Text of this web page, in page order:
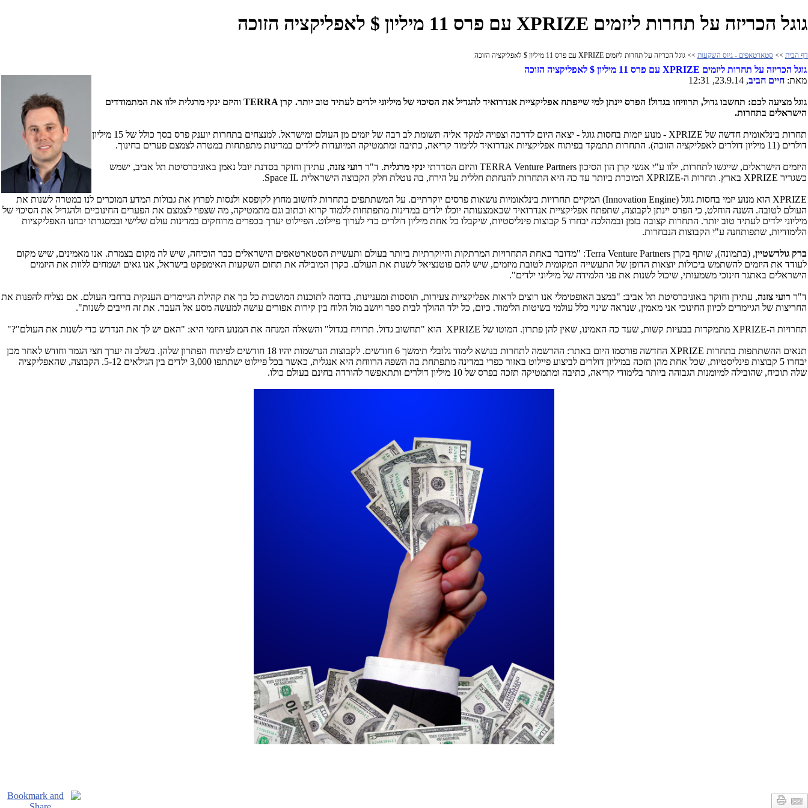
גוגל הכריזה על תחרות ליזמים XPRIZE עם פרס 11 מיליון $ לאפליקציה הזוכה
דף הבית >> סטארטאפים - גיוס השקעות >> גוגל הכריזה על תחרות ליזמים XPRIZE עם פרס 11 מיליון $ לאפליקציה הזוכה
גוגל הכריזה על תחרות ליזמים XPRIZE עם פרס 11 מיליון $ לאפליקציה הזוכה
מאת: חיים חביב, 23.9.14, 12:31
גוגל מציעה לכם: תחשבו גדול, תרוויחו בגדול! הפרס יינתן למי שייפתח אפליקציית אנדרואיד להגדיל את הסיכוי של מיליוני ילדים לעתיד טוב יותר. קרן TERRA והיזם ינקי מרגלית ילוו את המתמודדים
הישראלים בתחרות.
תחרות בינלאומית חדשה של XPRIZE
- מנוע יזמות בחסות גוגל - יצאה היום לדרכה וצפויה למקד אליה תשומת לב רבה של יזמים מן העולם ומישראל. למנצחים בתחרות יוענק פרס בסך כולל של 15 מיליון
דולרים (11 מיליון דולרים לאפליקציה הזוכה). התחרות תתמקד בפיתוח אפליקציות אנדרואיד ללימוד קריאה, כתיבה ומתמטיקה המיועדות לילדים במדינות מתפתחות במטרה לצמצם פערים בחינוך.
היזמים הישראלים, שייגשו לתחרות, ילוו ע"י אנשי קרן הון הסיכון TERRA Venture Partners והיזם הסדרתי ינקי מרגלית. ד"ר רועי צזנה, עתידן וחוקר בסדנת יובל נאמן באוניברסיטת תל אביב, ישמש
כשגריר XPRIZE בארץ. תחרות ה-XPRIZE המוכרת ביותר עד כה היא התחרות להנחתת חללית על הירח, בה נוטלת חלק הקבוצה הישראלית Space IL
.
XPRIZE הוא מנוע יזמי בחסות גוגל (Innovation Engine) המקיים תחרויות בינלאומיות נושאות פרסים יוקרתיים. על המשתתפים בתחרות לחשוב מחוץ לקופסא ולנסות לפרוץ את גבולות המדע המוכרים לנו במטרה לשנות את
העולם לטובה. השנה הוחלט, כי הפרס יינתן לקבוצה, שתפתח אפליקציית אנדרואיד שבאמצעותה יוכלו ילדים במדינות מתפתחות ללמוד קרוא וכתוב וגם מתמטיקה, מה שצפוי לצמצם את הפערים החינוכיים ולהגדיל את הסיכוי של
מיליוני ילדים לעתיד טוב יותר. התחרות קצובה בזמן ובמהלכה יבחרו 5 קבוצות פינליסטיות, שיקבלו כל אחת מיליון דולרים כדי לערוך פיילוט. הפיילוט יערך בכפרים מרוחקים במדינות עולם שלישי ובמסגרתו יבחנו האפליקציות
הלימודיות, שתפותחנה ע"י הקבוצות הנבחרות.
ברק גולדשטיין, (בתמונה), שותף בקרן Terra Venture Partners: "מדובר באחת התחרויות המרתקות והיוקרתיות ביותר בעולם ותעשיית הסטארטאפים הישראלים כבר הוכיחה, שיש לה מקום בצמרת. אנו מאמינים, שיש מקום
לעודד את היזמים להשתמש ביכולות יוצאות הדופן של התעשייה המקומית לטובת מיזמים, שיש להם פוטנציאל לשנות את העולם. כקרן המובילה את תחום השקעות האימפקט בישראל, אנו גאים ושמחים ללוות את היזמים
הישראלים באתגר חינוכי משמעותי, שיכול לשנות את פני הלמידה של מיליוני ילדים".
ד"ר רועי צזנה, עתידן וחוקר באוניברסיטת תל אביב: "במצב האופטימלי אנו רוצים לראות אפליקציות צעירות, תוססות ומעניינות, בדומה לתוכנות המושכות כל כך את קהילת הגיימרים הענקית ברחבי העולם. אם נצליח להפנות את
החריצות של הגיימרים לכיוון החינוכי אני מאמין, שנראה שינוי כלל עולמי בשיטות הלימוד. כיום, כל ילד ההולך לבית ספר ויושב מול הלוח בין קירות אפורים עושה למעשה מסע אל העבר. את זה חייבים לשנות".
תחרויות ה-XPRIZE מתמקדות בבעיות קשות, שעד כה האמינו, שאין להן פתרון. המוטו של XPRIZE הוא "תחשוב גדול. תרוויח בגדול" והשאלה המנחה את המנוע היזמי היא: "האם יש לך את הנדרש כדי לשנות את העולם"?"
תנאים ההשתתפות בתחרות XPRIZE
החדשה פורסמו היום באתר: ההרשמה לתחרות בנושא לימוד גלובלי תימשך 6 חודשים. לקבוצות הנרשמות יהיו 18 חודשים לפיתוח הפתרון שלהן. בשלב זה יערך חצי הגמר וחודש לאחר מכן
יבחרו 5 קבוצות פינליסטיות, שכל אחת מהן תזכה במיליון דולרים לביצוע פיילוט באזור כפרי במדינה מתפתחת בה השפה הרווחת היא אנגלית, כאשר בכל פיילוט ישתתפו 3,000 ילדים בין הגילאים 5-12. הקבוצה, שהאפליקציה
שלה תוכיח, שהובילה למיומנות הגבוהה ביותר בלימודי קריאה, כתיבה ומתמטיקה תזכה בפרס של 10 מיליון דולרים ותתאפשר להורדה בחינם בעולם כולו.